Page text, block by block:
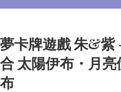
卡牌遊戲 朱&紫
太陽伊布・月亮